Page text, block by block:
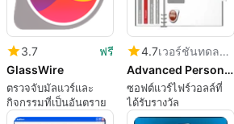
3.7
ฟรี
GlassWire
ตรวจจับมัลแวร์และ
กิจกรรมที่เป็นอันตราย
4.7
เวอร์ชันทดลองใช้
Advanced Personal Firewall
ซอฟต์แวร์ไฟร์วอลล์ที่
ได้รับรางวัล